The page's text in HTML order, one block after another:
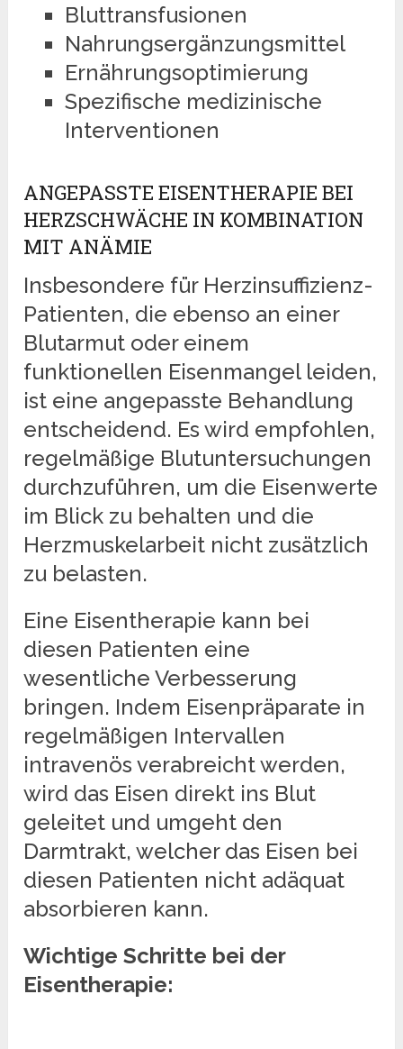
Bluttransfusionen
Nahrungsergänzungsmittel
Ernährungsoptimierung
Spezifische medizinische
Interventionen
ANGEPASSTE EISENTHERAPIE BEI
HERZSCHWÄCHE IN KOMBINATION
MIT ANÄMIE
Insbesondere für Herzinsuffizienz-
Patienten, die ebenso an einer
Blutarmut oder einem
funktionellen Eisenmangel leiden,
ist eine angepasste Behandlung
entscheidend. Es wird empfohlen,
regelmäßige Blutuntersuchungen
durchzuführen, um die Eisenwerte
im Blick zu behalten und die
Herzmuskelarbeit nicht zusätzlich
zu belasten.
Eine Eisentherapie kann bei
diesen Patienten eine
wesentliche Verbesserung
bringen. Indem Eisenpräparate in
regelmäßigen Intervallen
intravenös verabreicht werden,
wird das Eisen direkt ins Blut
geleitet und umgeht den
Darmtrakt, welcher das Eisen bei
diesen Patienten nicht adäquat
absorbieren kann.
Wichtige Schritte bei der
Eisentherapie: